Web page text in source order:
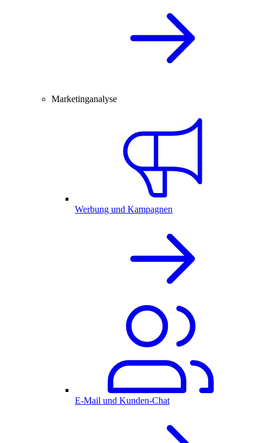
Marketinganalyse
Werbung und Kampagnen
E-Mail und Kunden-Chat